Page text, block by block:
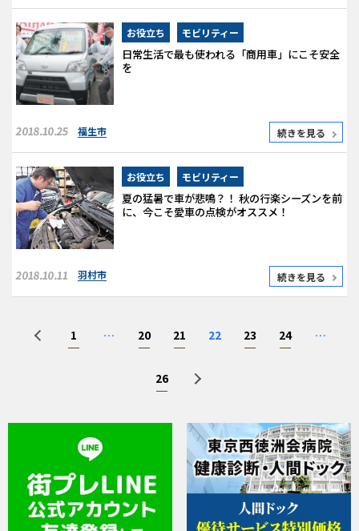
お役立ち モビリティー
日常生活で最も使われる「商用車」にこそ安全
を
2018.10.25 福生市 続きを見る
お役立ち モビリティー
夏の猛暑で車が悲鳴？！ 秋の行楽シーズンを前
に、今こそ愛車の点検がオススメ！
2018.10.11 羽村市 続きを見る
1 … 20 21 22 23 24 …
26